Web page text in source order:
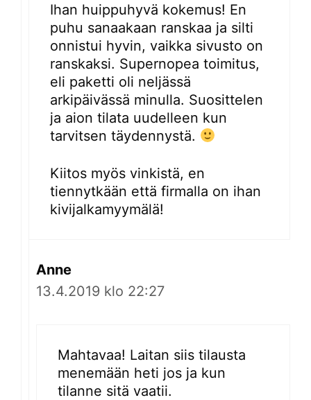
Ihan huippuhyvä kokemus! En
puhu sanaakaan ranskaa ja silti
onnistui hyvin, vaikka sivusto on
ranskaksi. Supernopea toimitus,
eli paketti oli neljässä
arkipäivässä minulla. Suosittelen
ja aion tilata uudelleen kun
tarvitsen täydennystä.
Kiitos myös vinkistä, en
tiennytkään että firmalla on ihan
kivijalkamyymälä!
Anne
13.4.2019 klo 22:27
Mahtavaa! Laitan siis tilausta
menemään heti jos ja kun
tilanne sitä vaatii.